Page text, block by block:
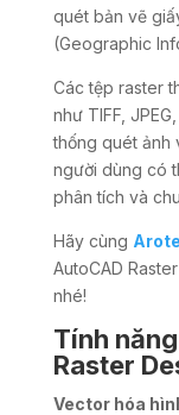
quét bản vẽ
(Geographic
Các tệp raster
như TIFF,
thống quét ảnh
người dùng có
phân tích và
Hãy cùng
AutoCAD
nhé!
Tính
Raster
Vector hóa